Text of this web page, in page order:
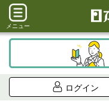
メニュー
ログイン